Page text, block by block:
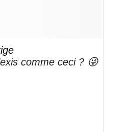
comme ceci ? 😜